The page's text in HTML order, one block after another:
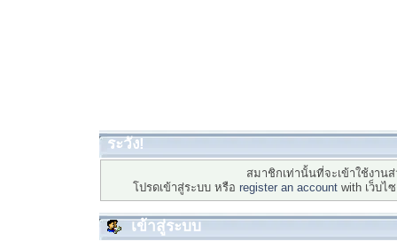
ระวัง!
สมาชิกเท่านั้นที่จะเข้าใช้งาน
โปรดเข้าสู่ระบบ หรือ register an account with เว็บ
เข้าสู่ระบบ